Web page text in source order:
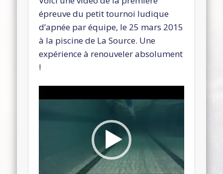
épreuve du petit tournoi ludique
d’apnée par équipe, le 25 mars 2015
à la piscine de La Source. Une
expérience à renouveler absolument
!